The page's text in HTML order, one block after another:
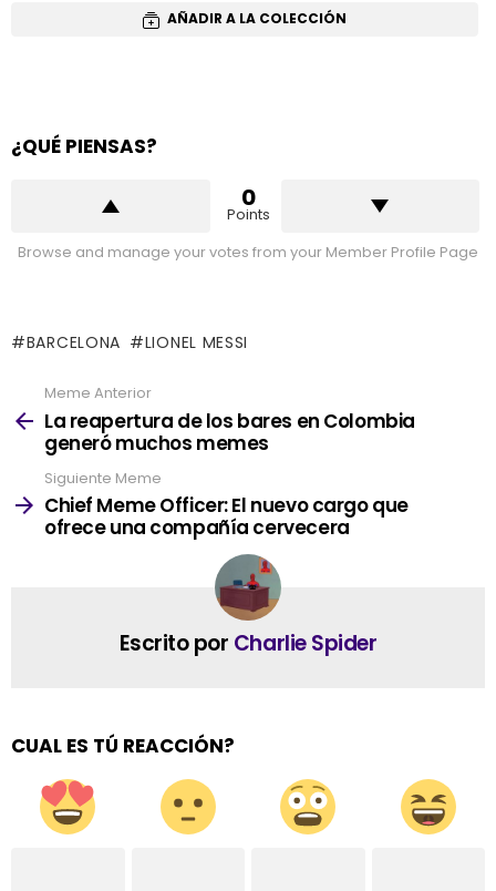
AÑADIR A LA COLECCIÓN
¿QUÉ PIENSAS?
0
Points
Browse and manage your votes from your Member Profile Page
BARCELONA LIONEL MESSI
more
Meme Anterior
La reapertura de los bares en Colombia
generó muchos memes
Siguiente Meme
Chief Meme Officer: El nuevo cargo que
ofrece una compañía cervecera
Escrito por Charlie Spider
CUAL ES TÚ REACCIÓN?